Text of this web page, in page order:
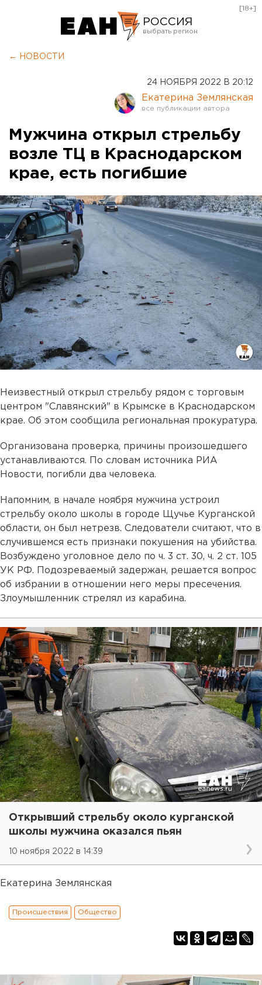
РОССИЯ
Оренбург
[18+]
← НОВОСТИ
24 НОЯБРЯ 2022 В 20:12
Екатерина Землянская
Мужчина открыл стрельбу
возле ТЦ в Краснодарском
крае, есть погибшие
Неизвестный открыл стрельбу рядом с торговым
центром "Славянский" в Крымске в Краснодарском
крае. Об этом сообщила региональная прокуратура.
Организована проверка, причины произошедшего
устанавливаются. По словам источника РИА
Новости, погибли два человека.
Напомним, в начале ноября мужчина устроил
стрельбу около школы в городе Щучье Курганской
области, он был нетрезв. Следователи считают, что в
случившемся есть признаки покушения на убийства.
Возбуждено уголовное дело по ч. 3 ст. 30, ч. 2 ст. 105
УК РФ. Подозреваемый задержан, решается вопрос
об избрании в отношении него меры пресечения.
Злоумышленник стрелял из карабина.
Открывший стрельбу около курганской
школы мужчина оказался пьян
10 ноября 2022 в 14:39
Екатерина Землянская
Происшествия Общество